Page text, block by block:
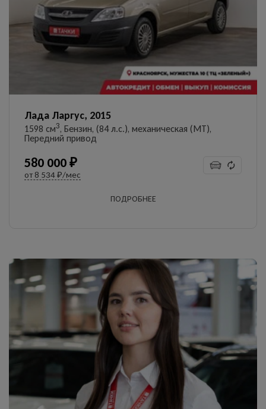
Лада Ларгус, 2015
1598 см3, Бензин, (84 л.с.), механическая (MT),
Передний привод
580 000 ₽
от 8 534 ₽/мес
ПОДРОБНЕЕ